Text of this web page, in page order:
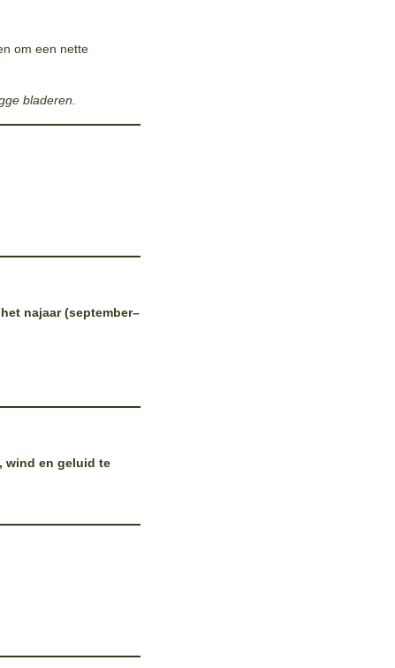
om een nette
bladeren.
najaar (september–
wind en geluid te